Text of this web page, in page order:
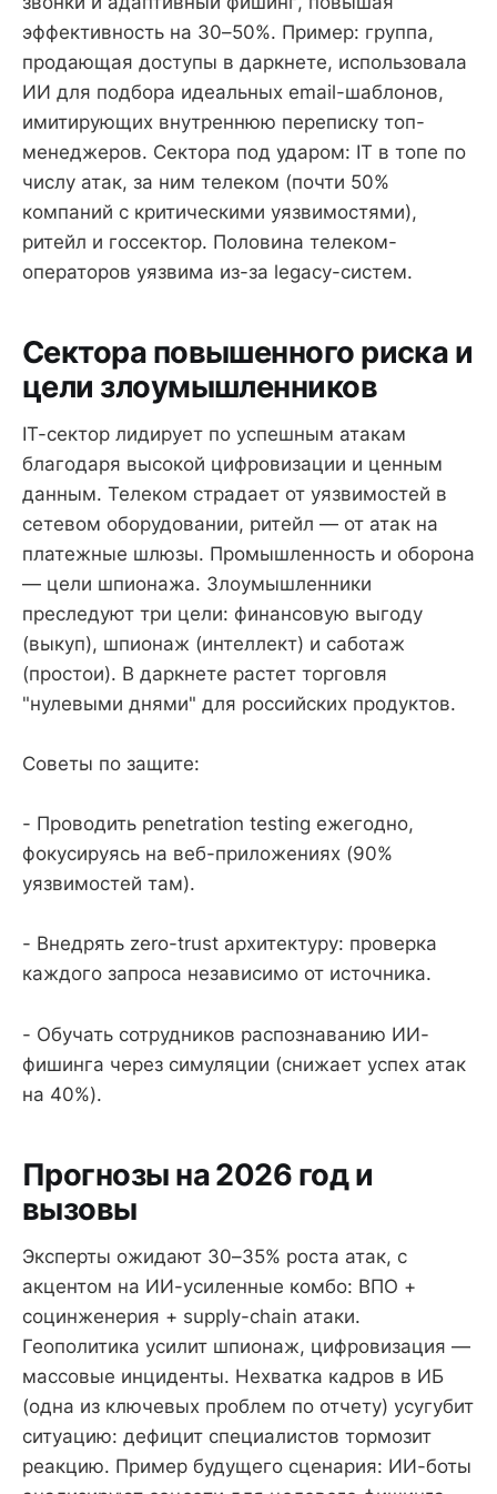
эффективность на 30–50%. Пример: группа,
продающая доступы в даркнете, использовала
ИИ для подбора идеальных email-шаблонов,
имитирующих внутреннюю переписку топ-
менеджеров. Сектора под ударом: IT в топе по
числу атак, за ним телеком (почти 50%
компаний с критическими уязвимостями),
ритейл и госсектор. Половина телеком-
операторов уязвима из-за legacy-систем.
Сектора повышенного риска и
цели злоумышленников
IT-сектор лидирует по успешным атакам
благодаря высокой цифровизации и ценным
данным. Телеком страдает от уязвимостей в
сетевом оборудовании, ритейл — от атак на
платежные шлюзы. Промышленность и оборона
— цели шпионажа. Злоумышленники
преследуют три цели: финансовую выгоду
(выкуп), шпионаж (интеллект) и саботаж
(простои). В даркнете растет торговля
"нулевыми днями" для российских продуктов.
Советы по защите:
- Проводить penetration testing ежегодно,
фокусируясь на веб-приложениях (90%
уязвимостей там).
- Внедрять zero-trust архитектуру: проверка
каждого запроса независимо от источника.
- Обучать сотрудников распознаванию ИИ-
фишинга через симуляции (снижает успех атак
на 40%).
Прогнозы на 2026 год и
вызовы
Эксперты ожидают 30–35% роста атак, с
акцентом на ИИ-усиленные комбо: ВПО +
социнженерия + supply-chain атаки.
Геополитика усилит шпионаж, цифровизация —
массовые инциденты. Нехватка кадров в ИБ
(одна из ключевых проблем по отчету) усугубит
ситуацию: дефицит специалистов тормозит
реакцию. Пример будущего сценария: ИИ-боты